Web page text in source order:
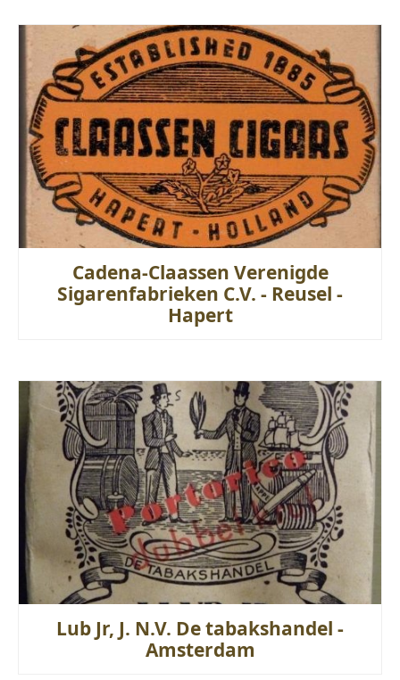
Cadena-Claassen Verenigde
Sigarenfabrieken C.V. - Reusel -
Hapert
Lub Jr, J. N.V. De tabakshandel -
Amsterdam